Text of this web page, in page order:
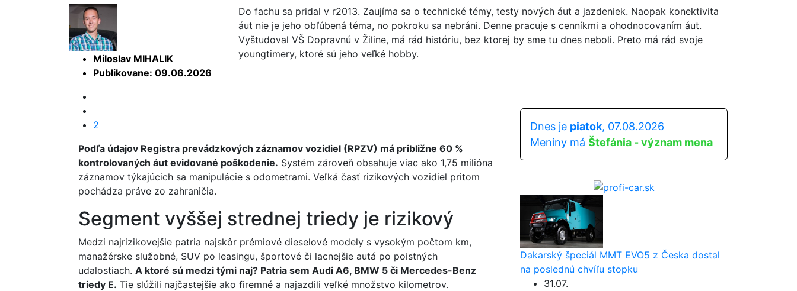
Miloslav MIHALIK
Publikovane: 09.06.2026
Do fachu sa pridal v r2013. Zaujíma sa o technické témy, testy nových áut a jazdeniek. Naopak konektivita
áut nie je jeho obľúbená téma, no pokroku sa nebráni. Denne pracuje s cenníkmi a ohodnocovaním áut.
Vyštudoval VŠ Dopravnú v Žiline, má rád históriu, bez ktorej by sme tu dnes neboli. Preto má rád svoje
youngtimery, ktoré sú jeho veľké hobby.
2
Podľa údajov Registra prevádzkových záznamov vozidiel (RPZV) má približne 60 %
kontrolovaných áut evidované poškodenie. Systém zároveň obsahuje viac ako 1,75 milióna
záznamov týkajúcich sa manipulácie s odometrami. Veľká časť rizikových vozidiel pritom
pochádza práve zo zahraničia.
Segment vyššej strednej triedy je rizikový
Medzi najrizikovejšie patria najskôr prémiové dieselové modely s vysokým počtom km,
manažérske služobné, SUV po leasingu, športové či lacnejšie autá po poistných
udalostiach. A ktoré sú medzi tými naj? Patria sem Audi A6, BMW 5 či Mercedes-Benz
triedy E. Tie slúžili najčastejšie ako firemné a najazdili veľké množstvo kilometrov.
Dnes je piatok, 07.08.2026
Meniny má Štefánia - význam mena
Dakarský špeciál MMT EVO5 z Česka dostal
na poslednú chvíľu stopku
31.07.